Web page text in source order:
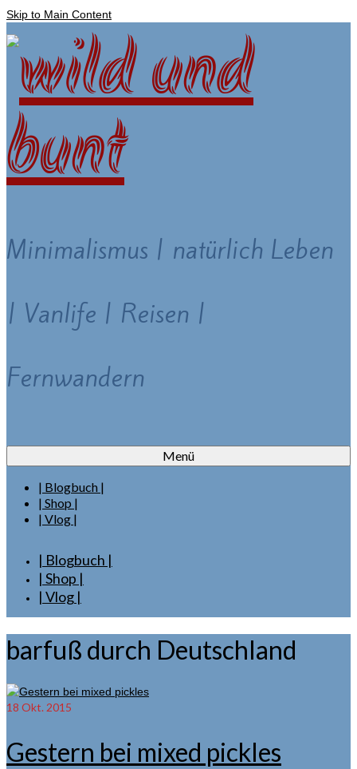
Skip to Main Content
Minimalismus | natürlich Leben
| Vanlife | Reisen |
Fernwandern
Menü
| Blogbuch |
| Shop |
| Vlog |
| Blogbuch |
| Shop |
| Vlog |
barfuß durch Deutschland
18 Okt. 2015
Gestern bei mixed pickles